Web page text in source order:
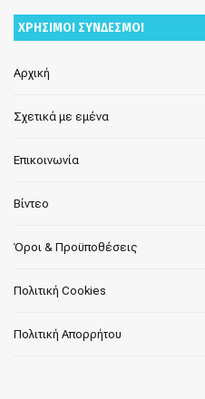
ΧΡΗΣΙΜΟΙ ΣΥΝΔΕΣΜΟΙ
Αρχική
Σχετικά με εμένα
Επικοινωνία
Βίντεο
Όροι & Προϋποθέσεις
Πολιτική Cookies
Πολιτική Απορρήτου